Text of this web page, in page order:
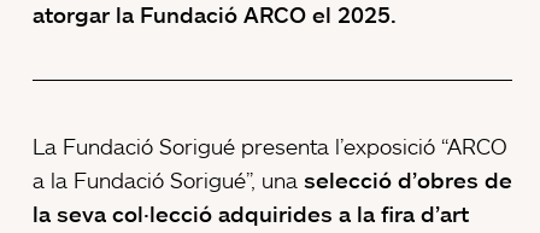
atorgar la Fundació ARCO el 2025.
La Fundació Sorigué presenta l’exposició “ARCO
a la Fundació Sorigué”, una selecció d’obres de
la seva col·lecció adquirides a la fira d’art